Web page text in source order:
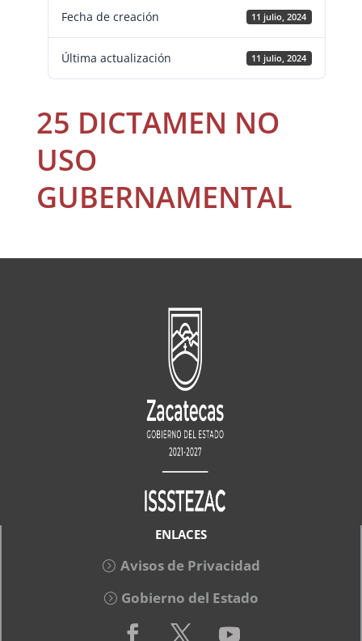
Fecha de creación 11 julio, 2024
Última actualización 11 julio, 2024
25 DICTAMEN NO
USO
GUBERNAMENTAL
ENLACES
Avisos de Privacidad
Gobierno del Estado